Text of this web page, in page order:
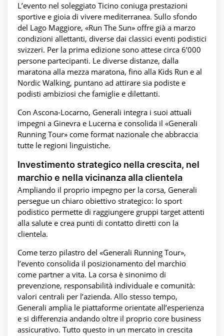
L’evento nel soleggiato Ticino coniuga prestazioni
sportive e gioia di vivere mediterranea. Sullo sfondo
del Lago Maggiore, «Run The Sun» offre già a marzo
condizioni allettanti, diverse dai classici eventi podistici
svizzeri. Per la prima edizione sono attese circa 6’000
persone partecipanti. Le diverse distanze, dalla
maratona alla mezza maratona, fino alla Kids Run e al
Nordic Walking, puntano ad attirare sia podiste e
podisti ambiziosi che famiglie e dilettanti.
Con Ascona-Locarno, Generali integra i suoi attuali
impegni a Ginevra e Lucerna e consolida il «Generali
Running Tour» come format nazionale che abbraccia
tutte le regioni linguistiche.
Investimento strategico nella crescita, nel
marchio e nella vicinanza alla clientela
Ampliando il proprio impegno per la corsa, Generali
persegue un chiaro obiettivo strategico: lo sport
podistico permette di raggiungere gruppi target attenti
alla salute e crea punti di contatto diretti con la
clientela.
Come terzo pilastro del «Generali Running Tour»,
l’evento consolida il posizionamento del marchio
come partner a vita. La corsa è sinonimo di
prevenzione, responsabilità individuale e comunità:
valori centrali per l’azienda. Allo stesso tempo,
Generali amplia le piattaforme orientate all’esperienza
e si differenzia andando oltre il proprio core business
assicurativo. Tutto questo in un mercato in crescita